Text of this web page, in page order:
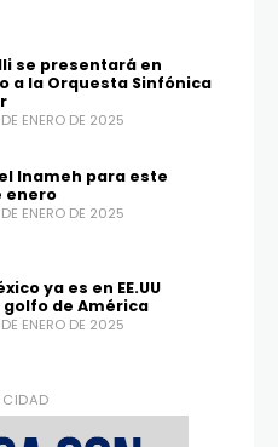
Instagram
se presentará en
a la Orquesta Sinfónica
ENERO DE 2025
Inameh para este
enero
ENERO DE 2025
ya es en EE.UU
de América
ENERO DE 2025